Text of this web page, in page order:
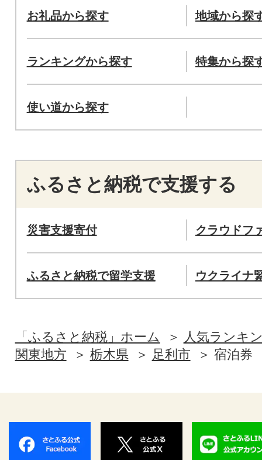
お礼品から探す 地域から探
ランキングから探す 特集から探
使い道から探す
ふるさと納税で支援する
災害支援寄付 クラウドフ
ふるさと納税で留学支援 ウクライナ
「ふるさと納税」ホーム
人気ランキ
関東地方
栃木県 足利市 宿泊券